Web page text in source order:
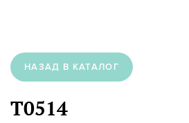
НАЗАД В КАТАЛОГ
T0514